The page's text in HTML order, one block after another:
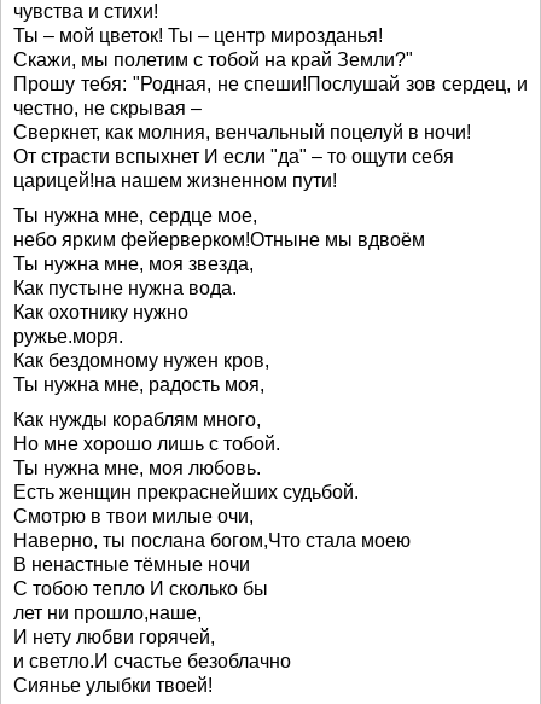
чувства и стихи!
Ты – мой цветок! Ты – центр мирозданья!
Скажи, мы полетим с тобой на край Земли?"
Прошу тебя: "Родная, не спеши!Послушай зов сердец, и
честно, не скрывая –
Сверкнет, как молния, венчальный поцелуй в ночи!
От страсти вспыхнет И если "да" – то ощути себя
царицей!на нашем жизненном пути!
Ты нужна мне, сердце мое,
небо ярким фейерверком!Отныне мы вдвоём
Ты нужна мне, моя звезда,
Как пустыне нужна вода.
Как охотнику нужно
ружье.моря.
Как бездомному нужен кров,
Ты нужна мне, радость моя,
Как нужды кораблям много,
Но мне хорошо лишь с тобой.
Ты нужна мне, моя любовь.
Есть женщин прекраснейших судьбой.
Смотрю в твои милые очи,
Наверно, ты послана богом,Что стала моею
В ненастные тёмные ночи
С тобою тепло И сколько бы
лет ни прошло,наше,
И нету любви горячей,
и светло.И счастье безоблачно
Сиянье улыбки твоей!